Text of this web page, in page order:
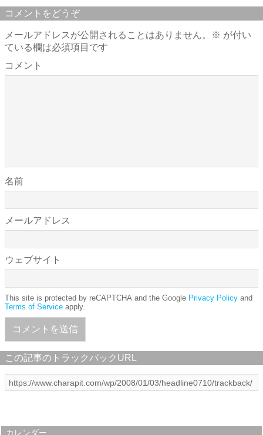
コメントをどうぞ
メールアドレスが公開されることはありません。 ※ が付い
ている欄は必須項目です
コメント
名前
メールアドレス
ウェブサイト
This site is protected by reCAPTCHA and the Google Privacy Policy and
Terms of Service apply.
この記事のトラックバックURL
カレンダー